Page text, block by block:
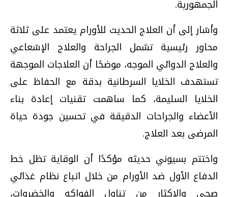
الجمهورية.
وأشار إلى أن العلاج الحديث للأورام يعتمد على ثلاثة
محاور رئيسية تشمل الجراحة والعلاج الإشعاعي
والعلاج الدوائي الموجه، موضحًا أن العلاجات الموجهة
تستهدف الخلايا السرطانية بدقة مع الحفاظ على
الخلايا السليمة، كما ساهمت تقنيات إعادة بناء
الأعضاء والجراحات الدقيقة في تحسين جودة حياة
المرضى بعد العلاج.
واختتم بسيوني حديثه مؤكدًا أن الوقاية تظل خط
الدفاع الأول ضد الأورام من خلال اتباع نظام غذائي
صحي والإكثار من تناول الفواكه والخضروات،